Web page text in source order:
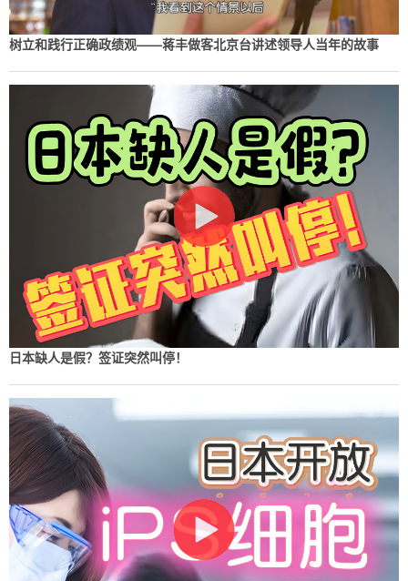
树立和践行正确政绩观——蒋丰做客北京台讲述领导人当年的故事
日本缺人是假？签证突然叫停！